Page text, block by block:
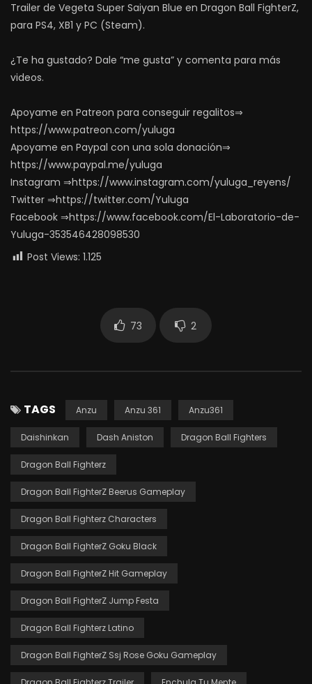
Trailer de Vegeta Super Saiyan Blue en Dragon Ball FighterZ,
para PS4, XB1 y PC (Steam).
¿Te ha gustado? Dale “me gusta” y comenta para más
videos.
Apoyame en Patreon para conseguir regalitos⇒
https://www.patreon.com/yuluga
Apoyame en Paypal con una sola donación⇒
https://www.paypal.me/yuluga
Instagram ⇒https://www.instagram.com/yuluga_reyens/
Twitter ⇒https://twitter.com/Yuluga
Facebook ⇒https://www.facebook.com/El-Laboratorio-de-
Yuluga-353546428098530
Post Views: 1.125
73 2
TAGS Anzu Anzu 361 Anzu361
Daishinkan Dash Aniston Dragon Ball Fighters
Dragon Ball Fighterz
Dragon Ball FighterZ Beerus Gameplay
Dragon Ball Fighterz Characters
Dragon Ball FighterZ Goku Black
Dragon Ball FighterZ Hit Gameplay
Dragon Ball FighterZ Jump Festa
Dragon Ball Fighterz Latino
Dragon Ball FighterZ Ssj Rose Goku Gameplay